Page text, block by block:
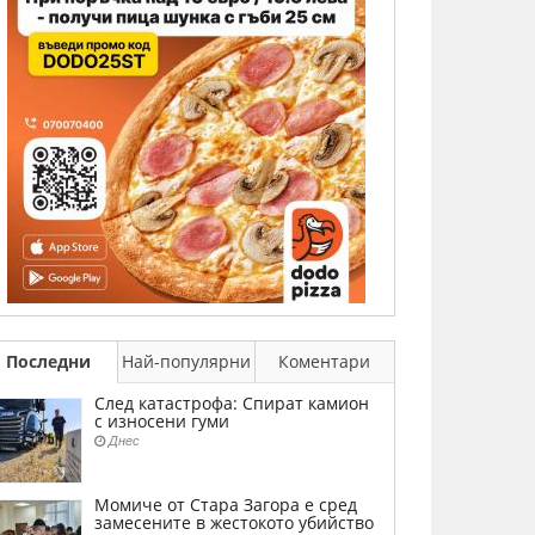
Последни Най-популярни
Коментари
След катастрофа: Спират камион
с износени гуми
Днес
Момиче от Стара Загора е сред
замесените в жестокото убийство